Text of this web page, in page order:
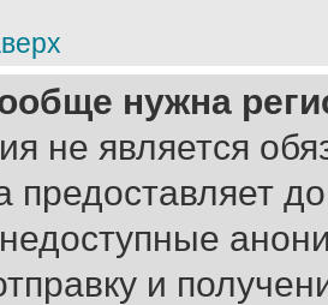
нужна
не является
предоставляет
и